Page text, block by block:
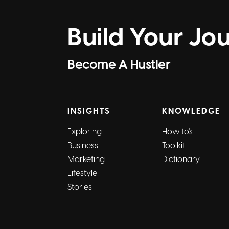
Build Your
Become A Hustler
INSIGHTS
Exploring
Business
Marketing
Lifestyle
Stories
KNOWLEDGE
How to's
Toolkit
Dictionary